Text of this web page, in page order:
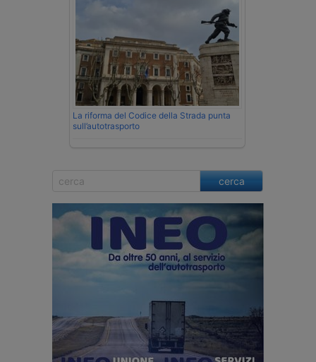
La riforma del Codice della Strada punta
sull’autotrasporto
cerca